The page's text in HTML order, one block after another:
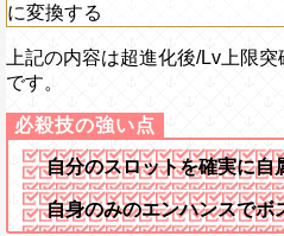
に変換する
上記の内容は超進化後/Lv上限
です。
自分のスロットを確実に自
自身のみのエンハンスでボ